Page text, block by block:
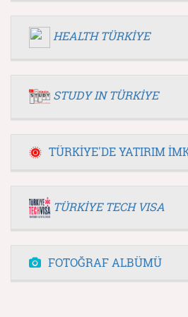
HEALTH TÜRKİYE
STUDY IN TÜRKİYE
TÜRKİYE'DE YATIRIM
TÜRKİYE TECH VISA
FOTOĞRAF ALBÜMÜ